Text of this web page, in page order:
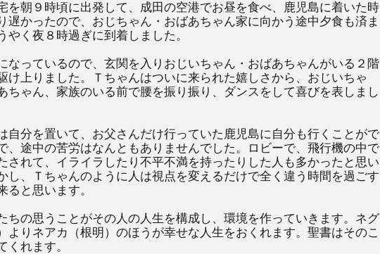
を朝９時頃に出発して、成田の空港でお昼を食べ、鹿児島に着いた時
遅かったので、おじちゃん・おばあちゃん家に向かう途中夕食も済ま
やく夜８時過ぎに到着しました。
なっているので、玄関を入りおじいちゃん・おばあちゃんがいる２階
け上りました。Ｔちゃんはついに来られた嬉しさから、おじいちゃ
ちゃん、家族のいる前で腰を振り振り、ダンスをして喜びを表しまし
自分を置いて、お父さんだけ行っていた鹿児島に自分も行くことがで
、途中の苦労はなんともありませんでした。ロビーで、飛行機の中で
されて、イライラしたり不平不満を持ったりした人も多かったと思い
し、Ｔちゃんのように人は視点を変えるだけで全く違う時間を過ごす
ると思います。
ちの思うことがその人の人生を構成し、環境を作っていきます。ネグ
よりネアカ（根明）のほうが幸せな人生をおくれます。聖書はそのこ
くれます。